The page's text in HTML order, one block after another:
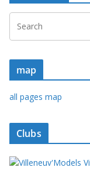
map
all pages map
Clubs